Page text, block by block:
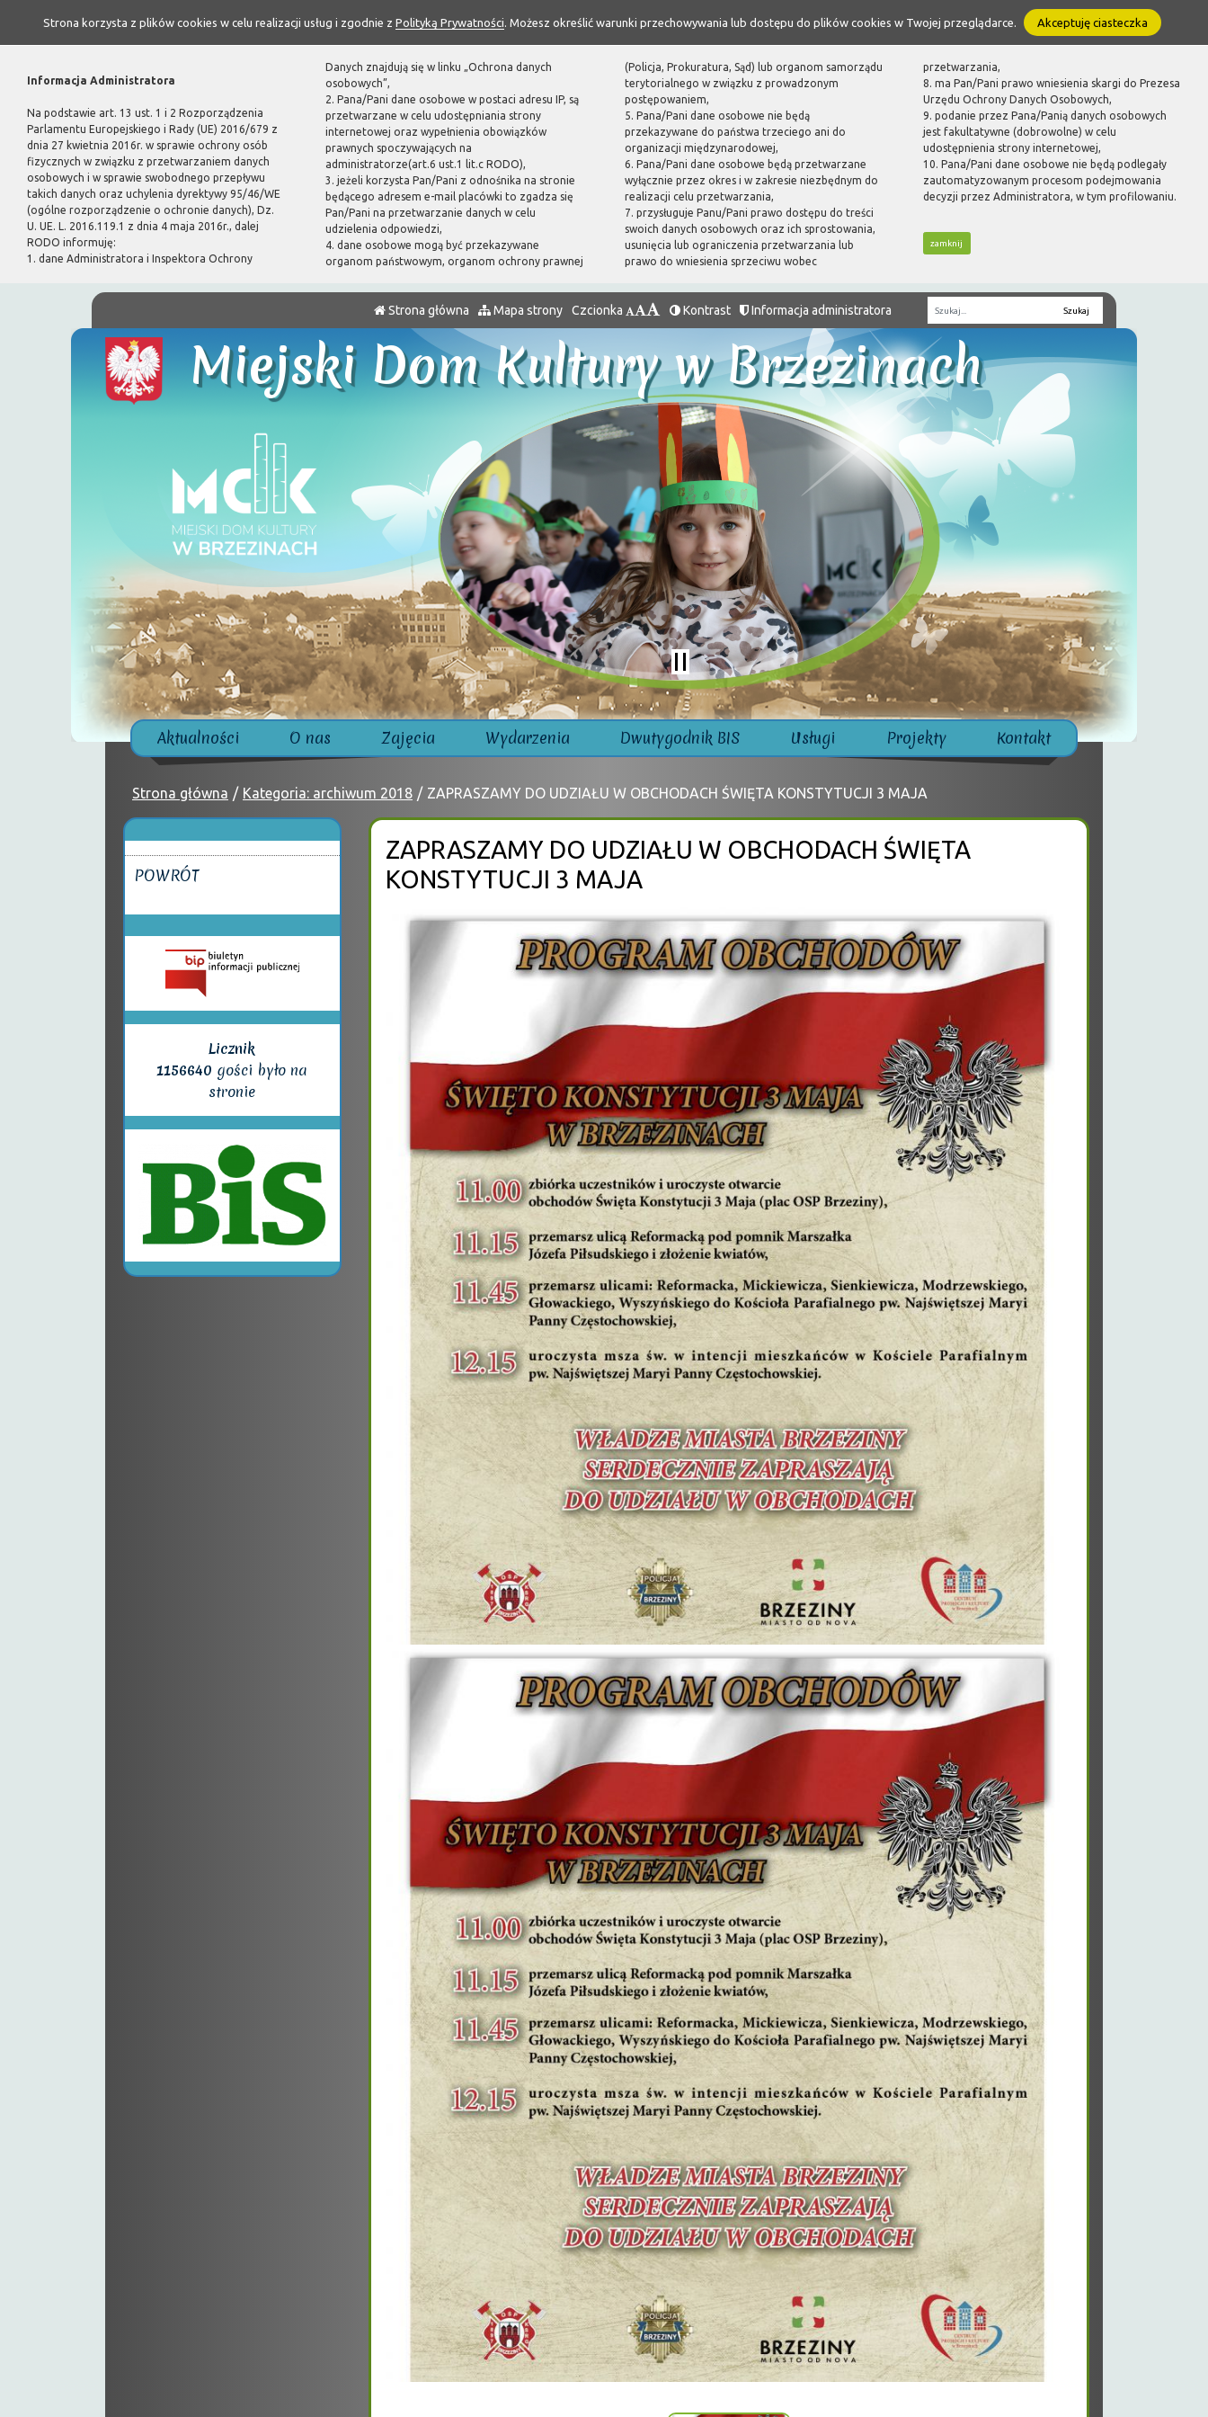
Strona korzysta z plików cookies w celu realizacji usług i zgodnie z Polityką Prywatności. Możesz określić warunki przechowywania lub dostępu do plików cookies w Twojej przeglądarce. Akceptuję ciasteczka
Informacja Administratora
Na podstawie art. 13 ust. 1 i 2 Rozporządzenia
Parlamentu Europejskiego i Rady (UE) 2016/679 z
dnia 27 kwietnia 2016r. w sprawie ochrony osób
fizycznych w związku z przetwarzaniem danych
osobowych i w sprawie swobodnego przepływu
takich danych oraz uchylenia dyrektywy 95/46/WE
(ogólne rozporządzenie o ochronie danych), Dz.
U. UE. L. 2016.119.1 z dnia 4 maja 2016r., dalej
RODO informuję:
1. dane Administratora i Inspektora Ochrony
Danych znajdują się w linku „Ochrona danych
osobowych”,
2. Pana/Pani dane osobowe w postaci adresu IP, są
przetwarzane w celu udostępniania strony
internetowej oraz wypełnienia obowiązków
prawnych spoczywających na
administratorze(art.6 ust.1 lit.c RODO),
3. jeżeli korzysta Pan/Pani z odnośnika na stronie
będącego adresem e-mail placówki to zgadza się
Pan/Pani na przetwarzanie danych w celu
udzielenia odpowiedzi,
4. dane osobowe mogą być przekazywane
organom państwowym, organom ochrony prawnej
(Policja, Prokuratura, Sąd) lub organom samorządu
terytorialnego w związku z prowadzonym
postępowaniem,
5. Pana/Pani dane osobowe nie będą
przekazywane do państwa trzeciego ani do
organizacji międzynarodowej,
6. Pana/Pani dane osobowe będą przetwarzane
wyłącznie przez okres i w zakresie niezbędnym do
realizacji celu przetwarzania,
7. przysługuje Panu/Pani prawo dostępu do treści
swoich danych osobowych oraz ich sprostowania,
usunięcia lub ograniczenia przetwarzania lub
prawo do wniesienia sprzeciwu wobec
przetwarzania,
8. ma Pan/Pani prawo wniesienia skargi do Prezesa
Urzędu Ochrony Danych Osobowych,
9. podanie przez Pana/Panią danych osobowych
jest fakultatywne (dobrowolne) w celu
udostępnienia strony internetowej,
10. Pana/Pani dane osobowe nie będą podlegały
zautomatyzowanym procesom podejmowania
decyzji przez Administratora, w tym profilowaniu.
zamknij
Strona główna Mapa strony Czcionka Kontrast Informacja administratora
Fraza
Miejski Dom Kultury w Brzezinach
Aktualności O nas Zajęcia Wydarzenia Dwutygodnik BIS Usługi Projekty Kontakt
Strona główna Kategoria: archiwum 2018 ZAPRASZAMY DO UDZIAŁU W OBCHODACH ŚWIĘTA KONSTYTUCJI 3 MAJA
ZAPRASZAMY DO UDZIAŁU W OBCHODACH ŚWIĘTA
KONSTYTUCJI 3 MAJA
POWRÓT
Licznik
1156640 gości było na
stronie